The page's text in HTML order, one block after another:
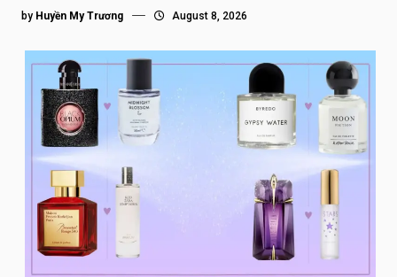
by Huyền My Trương August 8, 2026